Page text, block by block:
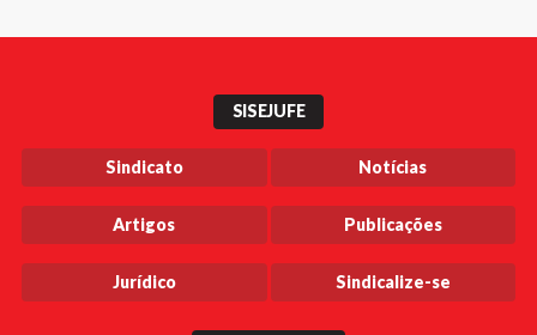
SISEJUFE
Sindicato Notícias
Artigos Publicações
Jurídico Sindicalize-se